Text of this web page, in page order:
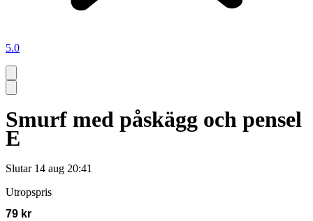
5.0
Smurf med påskägg och pensel
E
Slutar 14 aug 20:41
Utropspris
79 kr